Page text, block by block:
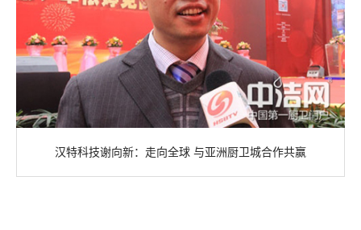
汉特科技谢向新：走向全球 与亚洲厨卫城合作共赢